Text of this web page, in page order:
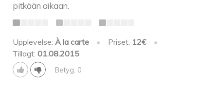
pitkään aikaan.
Upplevelse:À la carte • Priset: 12€
•
Tillagt:01.08.2015
Betyg: 0